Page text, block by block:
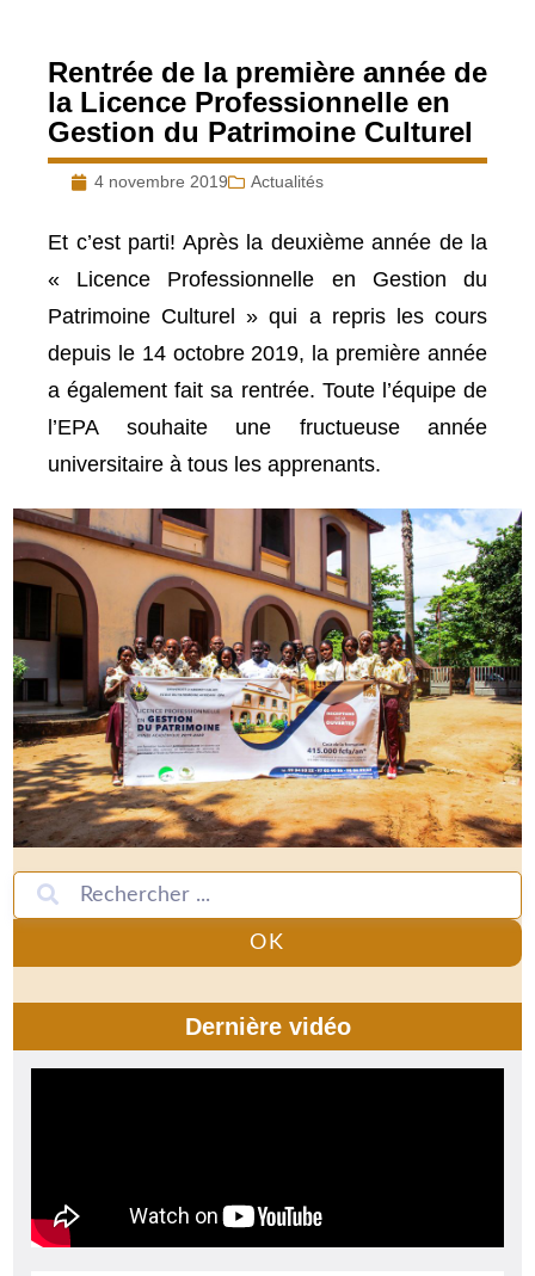
Rentrée de la première année de
la Licence Professionnelle en
Gestion du Patrimoine Culturel
4 novembre 2019 Actualités
Et c’est parti! Après la deuxième année de la
« Licence Professionnelle en Gestion du
Patrimoine Culturel » qui a repris les cours
depuis le 14 octobre 2019, la première année
a également fait sa rentrée. Toute l’équipe de
l’EPA souhaite une fructueuse année
universitaire à tous les apprenants.
OK
Dernière vidéo